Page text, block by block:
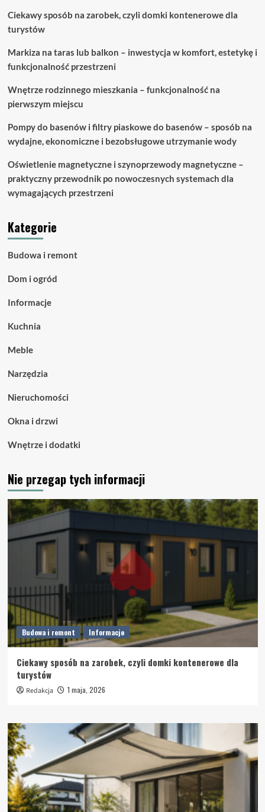
Ciekawy sposób na zarobek, czyli domki kontenerowe dla
turystów
Markiza na taras lub balkon – inwestycja w komfort, estetykę i
funkcjonalność przestrzeni
Wnętrze rodzinnego mieszkania – funkcjonalność na
pierwszym miejscu
Pompy do basenów i filtry piaskowe do basenów – sposób na
wydajne, ekonomiczne i bezobsługowe utrzymanie wody
Oświetlenie magnetyczne i szynoprzewody magnetyczne –
praktyczny przewodnik po nowoczesnych systemach dla
wymagających przestrzeni
Kategorie
Budowa i remont
Dom i ogród
Informacje
Kuchnia
Meble
Narzędzia
Nieruchomości
Okna i drzwi
Wnętrze i dodatki
Nie przegap tych informacji
Budowa i remont Informacje
Ciekawy sposób na zarobek, czyli domki kontenerowe dla
turystów
Redakcja 1 maja, 2026